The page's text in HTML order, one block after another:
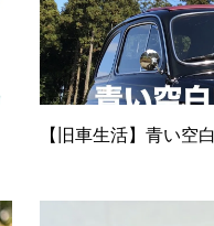
【旧車生活】青い空